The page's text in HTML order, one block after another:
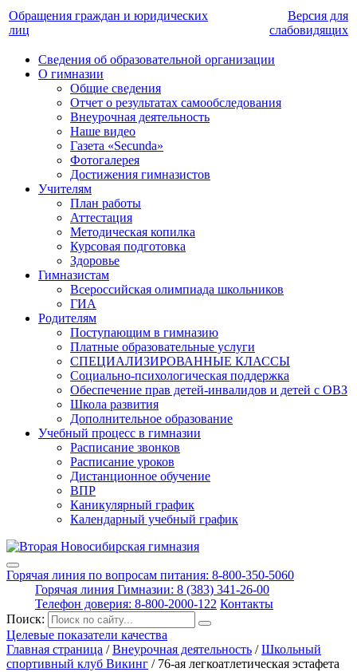
Обращения граждан и юридических
лиц
Версия для
слабовидящих
Сведения об образовательной организации
О гимназии
Общие сведения
Отчет о результатах самообследования
Внеурочная деятельность
Наше видео
Газета «Secunda»
Фотогалерея
Достижения гимназистов
Учителям
План работы
Аттестация
Методическая копилка
Курсовая подготовка
Здоровье
Гимназистам
Всероссийская олимпиада школьников
ГИА
Родителям
Поступающим в гимназию
Платные образовательные услуги
СПЕЦИАЛИЗИРОВАННЫЕ КЛАССЫ
Социально-психологическая поддержка
Обеспечение прав детей-инвалидов и детей с ОВЗ
Школа развития
Дополнительное образование
Учебный процесс в гимназии
Расписание звонков
Расписание уроков
Дистанционное обучение
ВПР
Каникулярный график
Календарный учебный график
Горячая линия по вопросам питания: 8-800-350-5060
Горячая линия Гимназии: 8 (383) 341-26-00
Телефон доверия: 8-800-2000-122 Контакты
Поиск:
Целевые показатели качества
Главная страница /Внеурочная деятельность /Школьный
спортивный клуб Викинг / 76-ая легкоатлетическая эстафета